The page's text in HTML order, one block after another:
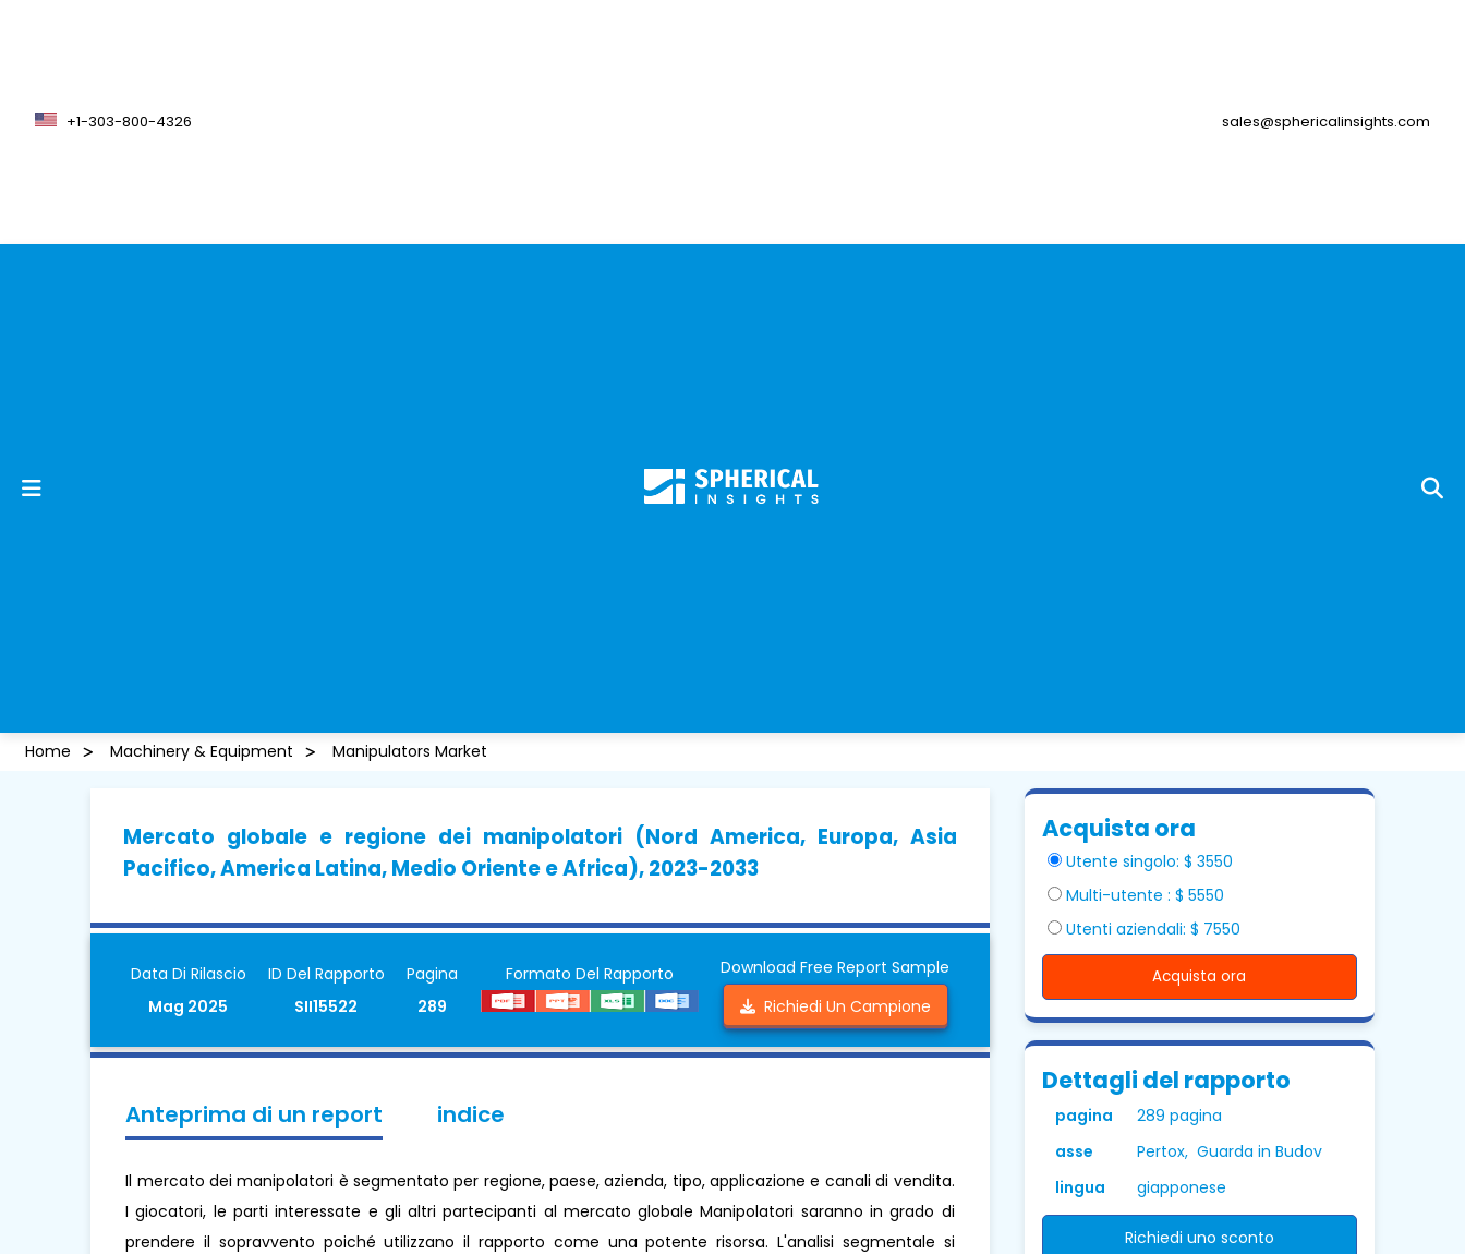
+1-303-800-4326 sales@sphericalinsights.com
Home Machinery & Equipment Manipulators Market
Mercato globale e regione dei manipolatori (Nord America, Europa, Asia
Pacifico, America Latina, Medio Oriente e Africa), 2023-2033
Data Di Rilascio
Mag 2025
ID Del Rapporto
SII15522
Pagina
289
Formato Del Rapporto
Download Free Report Sample
Richiedi Un Campione
Anteprima di un report indice
Il mercato dei manipolatori è segmentato per regione, paese, azienda, tipo, applicazione e canali di vendita.
I giocatori, le parti interessate e gli altri partecipanti al mercato globale Manipolatori saranno in grado di
prendere il sopravvento poiché utilizzano il rapporto come una potente risorsa. L'analisi segmentale si
Acquista ora
Utente singolo: $ 3550
Multi-utente : $ 5550
Utenti aziendali: $ 7550
Acquista ora
Dettagli del rapporto
pagina
289 pagina
asse
Pertox, Guarda in Budov
lingua
giapponese
Richiedi uno sconto